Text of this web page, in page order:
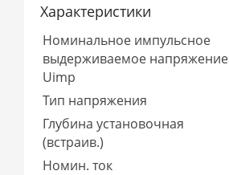
Характеристики
Номинальное импульсное
выдерживаемое напряжение
Uimp
Тип напряжения
Глубина установочная
(встраив.)
Номин. ток